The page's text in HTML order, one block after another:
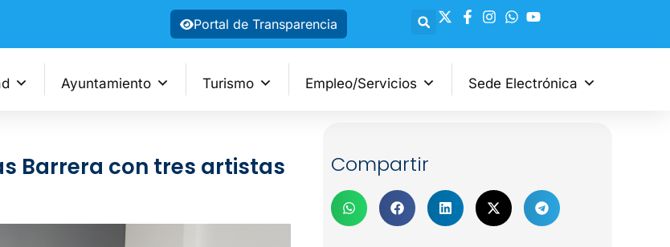
Portal de Transparencia
Ayuntamiento Turismo Empleo/Servicios Sede Electrónica
Barrera con tres artistas
Compartir